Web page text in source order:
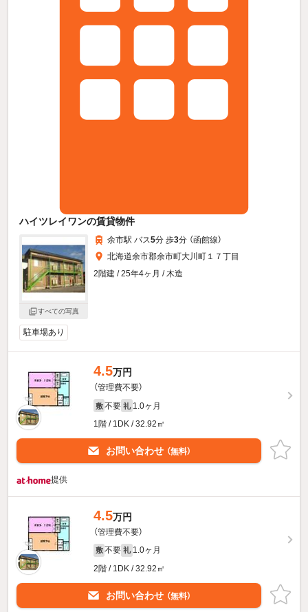
ハイツレイワンの賃貸物件
すべての写真
余市駅 バス5分 歩3分 （函館線）
北海道余市郡余市町大川町１７丁目
2階建 / 25年4ヶ月 / 木造
駐車場あり
4.5万円
（管理費不要）
敷 不要 礼 1.0ヶ月
1階 / 1DK / 32.92㎡
お問い合わせ （無料）
提供
4.5万円
（管理費不要）
敷 不要 礼 1.0ヶ月
2階 / 1DK / 32.92㎡
お問い合わせ （無料）